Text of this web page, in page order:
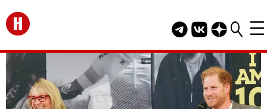
Перейти на главную
Telegram канал
Группа HELLO
Канал